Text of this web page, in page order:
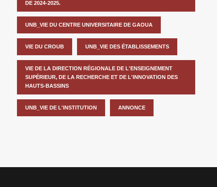
DE 2024-2025.
UNB_VIE DU CENTRE UNIVERSITAIRE DE GAOUA
VIE DU CROUB UNB_VIE DES ÉTABLISSEMENTS
VIE DE LA DIRECTION RÉGIONALE DE L'ENSEIGNEMENT
SUPÉRIEUR, DE LA RECHERCHE ET DE L'INNOVATION DES
HAUTS-BASSINS
UNB_VIE DE L'INSTITUTION ANNONCE